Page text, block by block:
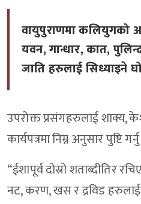
वायुपुराणमा कलियुगको
यवन, गान्धार, कात,
जाति हरुलाई सिध्याइने
उपरोक्त प्रसंगहरुलाई शाक्य,
कार्यपत्रमा निम्न अनुसार पुष्टि
“ईशापूर्व दोस्रो शताब्दीतिर
नट, करण, खस र द्रविड हरुलाई